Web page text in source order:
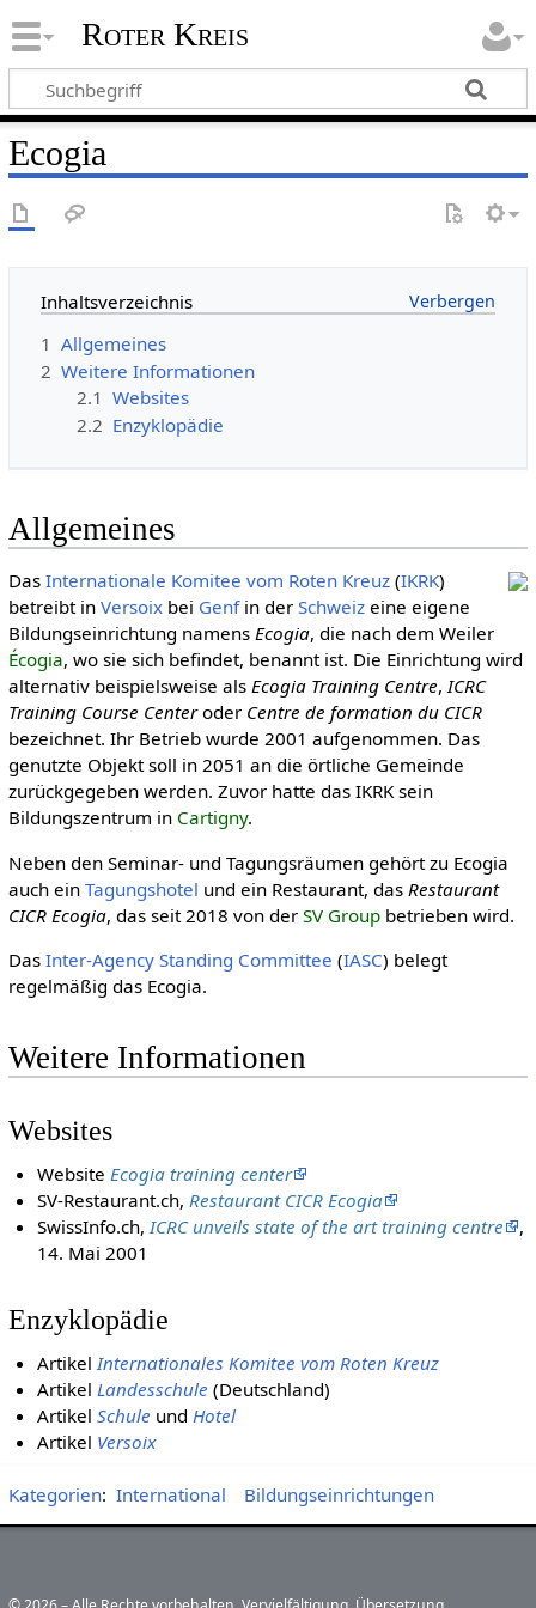
Roter Kreis
Ecogia
Inhaltsverzeichnis
1 Allgemeines
2 Weitere Informationen
2.1 Websites
2.2 Enzyklopädie
Allgemeines
Das Inter­nationale Komitee vom Roten Kreuz(IKRK)
betreibt in Versoixbei Genfin der Schweizeine eigene
Bildungseinrichtung namens Ecogia, die nach dem Weiler
Écogia, wo sie sich befindet, benannt ist. Die Einrichtung wird
alternativ beispielsweise als Ecogia Training Centre,ICRC
Training Course Centeroder Centre de formation du CICR
bezeichnet. Ihr Betrieb wurde 2001 aufgenommen. Das
genutzte Objekt soll in 2051 an die örtliche Gemeinde
zurückgegeben werden. Zuvor hatte das IKRK sein
Bildungszentrum in Cartigny.
Neben den Seminar- und Tagungsräumen gehört zu Ecogia
auch ein Tagungshotel und ein Restaurant, das Restaurant
CICR Ecogia, das seit 2018 von der SV Groupbetrieben wird.
Das Inter-Agency Standing Committee (IASC) belegt
regelmäßig das Ecogia.
Weitere Informationen
Websites
WebsiteEcogia training center
SV-Restaurant.ch,Restaurant CICR Ecogia
SwissInfo.ch,ICRC unveils state of the art training centre
,
14. Mai 2001
Enzyklopädie
ArtikelInternationales Komitee vom Roten Kreuz
ArtikelLandesschule (Deutschland)
ArtikelSchule undHotel
Artikel Versoix
Kategorien: International Bildungseinrichtungen